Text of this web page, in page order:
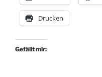
Drucken
Gefällt mir: